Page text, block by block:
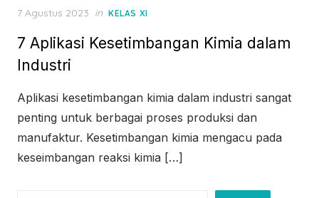
Posted
7 Agustus 2023 in KELAS XI
7 Aplikasi Kesetimbangan Kimia dalam
Industri
Aplikasi kesetimbangan kimia dalam industri sangat
penting untuk berbagai proses produksi dan
manufaktur. Kesetimbangan kimia mengacu pada
keseimbangan reaksi kimia […]